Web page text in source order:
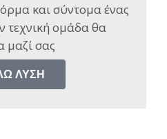
και σύντομα ένας
τεχνική ομάδα θα
μαζί σας​
ΛΎΣΗ